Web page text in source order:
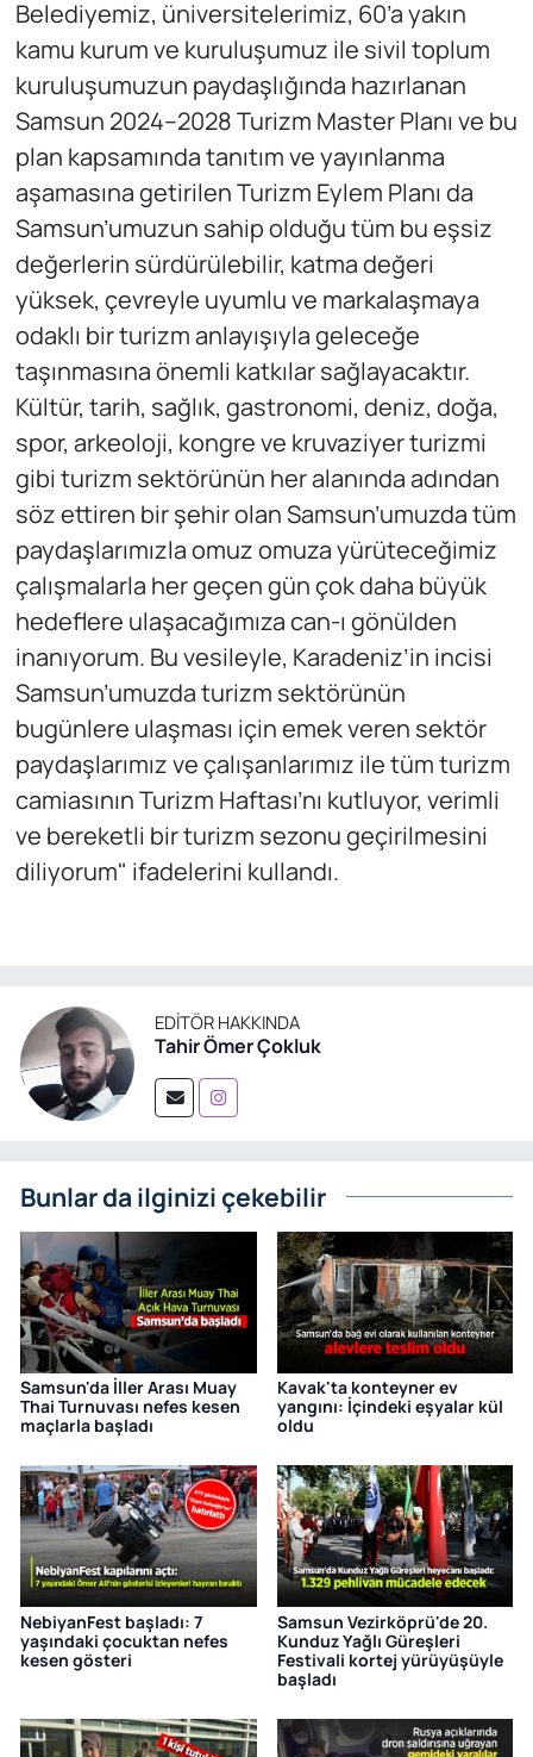
Belediyemiz, üniversitelerimiz, 60’a yakın
kamu kurum ve kuruluşumuz ile sivil toplum
kuruluşumuzun paydaşlığında hazırlanan
Samsun 2024–2028 Turizm Master Planı ve bu
plan kapsamında tanıtım ve yayınlanma
aşamasına getirilen Turizm Eylem Planı da
Samsun’umuzun sahip olduğu tüm bu eşsiz
değerlerin sürdürülebilir, katma değeri
yüksek, çevreyle uyumlu ve markalaşmaya
odaklı bir turizm anlayışıyla geleceğe
taşınmasına önemli katkılar sağlayacaktır.
Kültür, tarih, sağlık, gastronomi, deniz, doğa,
spor, arkeoloji, kongre ve kruvaziyer turizmi
gibi turizm sektörünün her alanında adından
söz ettiren bir şehir olan Samsun’umuzda tüm
paydaşlarımızla omuz omuza yürüteceğimiz
çalışmalarla her geçen gün çok daha büyük
hedeflere ulaşacağımıza can-ı gönülden
inanıyorum. Bu vesileyle, Karadeniz’in incisi
Samsun’umuzda turizm sektörünün
bugünlere ulaşması için emek veren sektör
paydaşlarımız ve çalışanlarımız ile tüm turizm
camiasının Turizm Haftası’nı kutluyor, verimli
ve bereketli bir turizm sezonu geçirilmesini
diliyorum" ifadelerini kullandı.
EDITÖR HAKKINDA
Tahir Ömer Çokluk
Bunlar da ilginizi çekebilir
Samsun'da İller Arası Muay
Thai Turnuvası nefes kesen
maçlarla başladı
Kavak'ta konteyner ev
yangını: İçindeki eşyalar kül
oldu
NebiyanFest başladı: 7
yaşındaki çocuktan nefes
kesen gösteri
Samsun Vezirköprü'de 20.
Kunduz Yağlı Güreşleri
Festivali kortej yürüyüşüyle
başladı